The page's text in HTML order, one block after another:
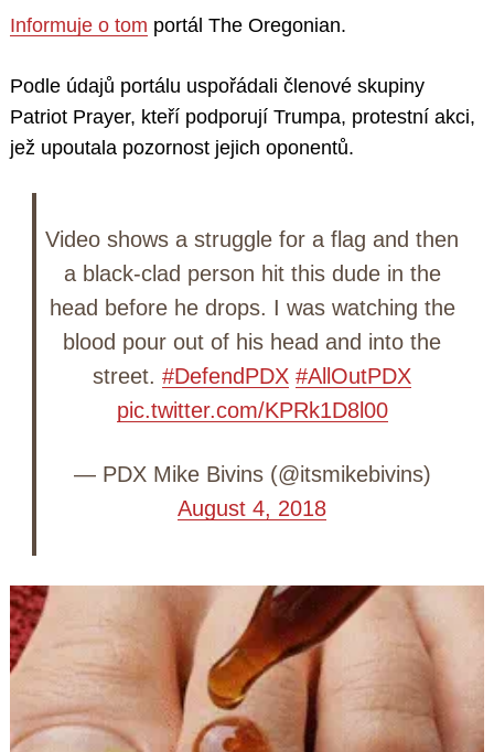
Informuje o tom portál The Oregonian.
Podle údajů portálu uspořádali členové skupiny
Patriot Prayer, kteří podporují Trumpa, protestní akci,
jež upoutala pozornost jejich oponentů.
Video shows a struggle for a flag and then
a black-clad person hit this dude in the
head before he drops. I was watching the
blood pour out of his head and into the
street. #DefendPDX #AllOutPDX
pic.twitter.com/KPRk1D8l00
— PDX Mike Bivins (@itsmikebivins)
August 4, 2018